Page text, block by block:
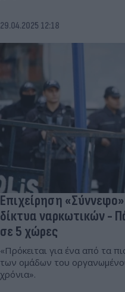
29.04.2025 12:18
Επιχείρηση
δίκτυα ναρκωτικών -
σε 5 χώρες
«Πρόκειται για ένα από τα
των ομάδων του
χρόνια».